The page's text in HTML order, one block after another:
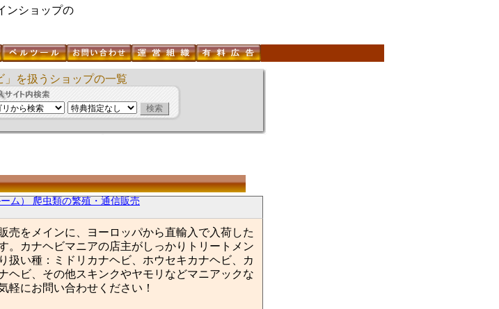
ンショップの
」を扱うショップの一覧
ム） 爬虫類の繁殖・通信販売
売をメインに、ヨーロッパから直輸入で入荷した
。カナヘビマニアの店主がしっかりトリートメン
扱い種：ミドリカナヘビ、ホウセキカナヘビ、カ
ヘビ、その他スキンクやヤモリなどマニアックな
軽にお問い合わせください！